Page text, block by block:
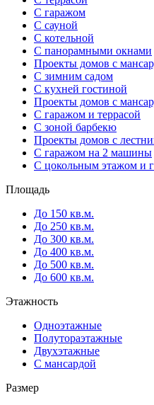
С гаражом
С сауной
С котельной
С панорамными окнами
Проекты домов с
С зимним садом
С кухней гостиной
Проекты домов с
С гаражом и террасой
С зоной барбекю
Проекты домов с
С гаражом на 2 машины
С цокольным этажом и
Площадь
До 150 кв.м.
До 250 кв.м.
До 300 кв.м.
До 400 кв.м.
До 500 кв.м.
До 600 кв.м.
Этажность
Одноэтажные
Полутораэтажные
Двухэтажные
С мансардой
Размер